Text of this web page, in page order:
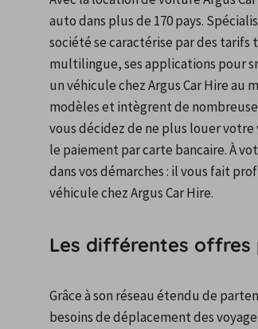
auto dans plus de 170 pays.
société se caractérise par des
multilingue, ses applications pour
un véhicule chez Argus Car Hire
modèles et intègrent de
vous décidez de ne plus louer
le paiement par carte bancaire. À
dans vos démarches : il vous fait
véhicule chez Argus Car Hire.
Les différentes offres
Grâce à son réseau étendu de
besoins de déplacement des